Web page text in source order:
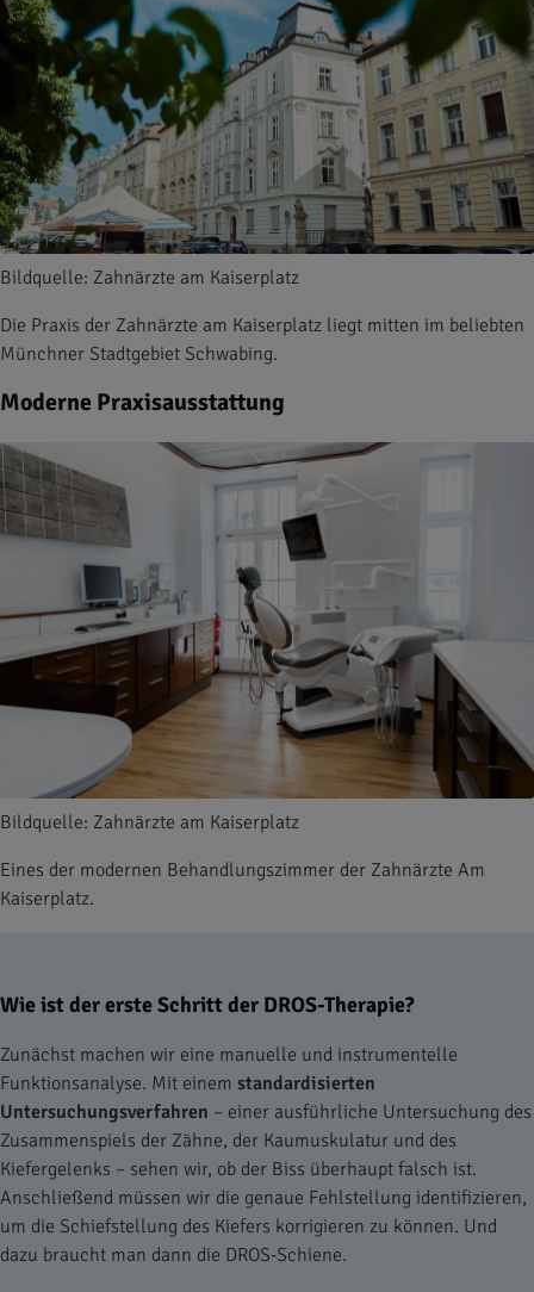
Bildquelle: Zahnärzte am Kaiserplatz
Die Praxis der Zahnärzte am Kaiserplatz liegt mitten im beliebten
Münchner Stadtgebiet Schwabing.
Moderne Praxisausstattung
Bildquelle: Zahnärzte am Kaiserplatz
Eines der modernen Behandlungszimmer der Zahnärzte Am
Kaiserplatz.
Wie ist der erste Schritt der DROS-Therapie?
Zunächst machen wir eine manuelle und instrumentelle
Funktionsanalyse. Mit einem standardisierten
Untersuchungsverfahren – einer ausführliche Untersuchung des
Zusammenspiels der Zähne, der Kaumuskulatur und des
Kiefergelenks – sehen wir, ob der Biss überhaupt falsch ist.
Anschließend müssen wir die genaue Fehlstellung identifizieren,
um die Schiefstellung des Kiefers korrigieren zu können. Und
dazu braucht man dann die DROS-Schiene.